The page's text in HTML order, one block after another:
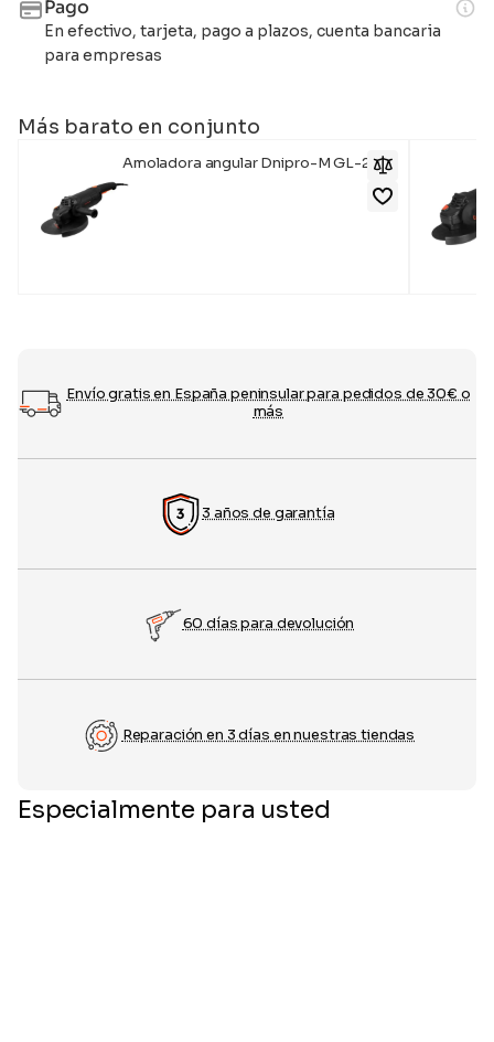
Pago
En efectivo, tarjeta, pago a plazos, cuenta bancaria
para empresas
Más barato en conjunto
Amoladora angular Dnipro-M GL-240
Envío gratis en España peninsular para pedidos de 30€ o
más
3 años de garantía
60 días para devolución
Reparación en 3 días en nuestras tiendas
Especialmente para usted